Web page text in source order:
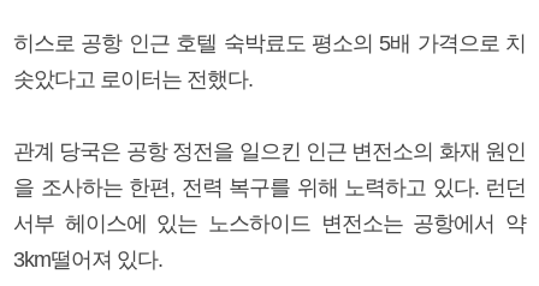
히스로 공항 인근 호텔 숙박료도 평소의 5배 가격으로 치
솟았다고 로이터는 전했다.
관계 당국은 공항 정전을 일으킨 인근 변전소의 화재 원인
을 조사하는 한편, 전력 복구를 위해 노력하고 있다. 런던
서부 헤이스에 있는 노스하이드 변전소는 공항에서 약
3km떨어져 있다.